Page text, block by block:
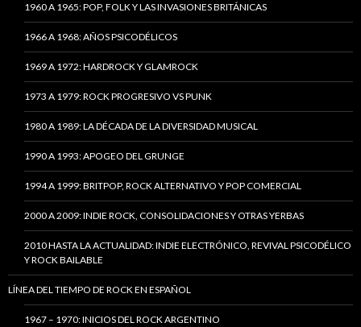
1960 A 1965: POP, FOLK Y LAS INVASIONES BRITÁNICAS
1966 A 1968: AÑOS PSICODÉLICOS
1969 A 1972: HARDROCK Y GLAMROCK
1973 A 1979: ROCK PROGRESIVO VS PUNK
1980 A 1989: LA DÉCADA DE LA DIVERSIDAD MUSICAL
1990 A 1993: APOGEO DEL GRUNGE
1994 A 1999: BRITPOP, ROCK ALTERNATIVO Y POP COMERCIAL
2000 A 2009: INDIE ROCK, CONSOLIDACIONES Y OTRAS YERBAS
2010 HASTA LA ACTUALIDAD: INDIE ELECTRÓNICO, REVIVAL PSICODÉLICO
Y ROCK BAILABLE
LÍNEA DEL TIEMPO DE ROCK EN ESPAÑOL
1967 – 1970: INICIOS DEL ROCK ARGENTINO